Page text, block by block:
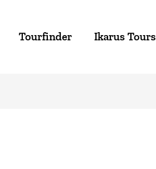
Tourfinder Ikarus Tours